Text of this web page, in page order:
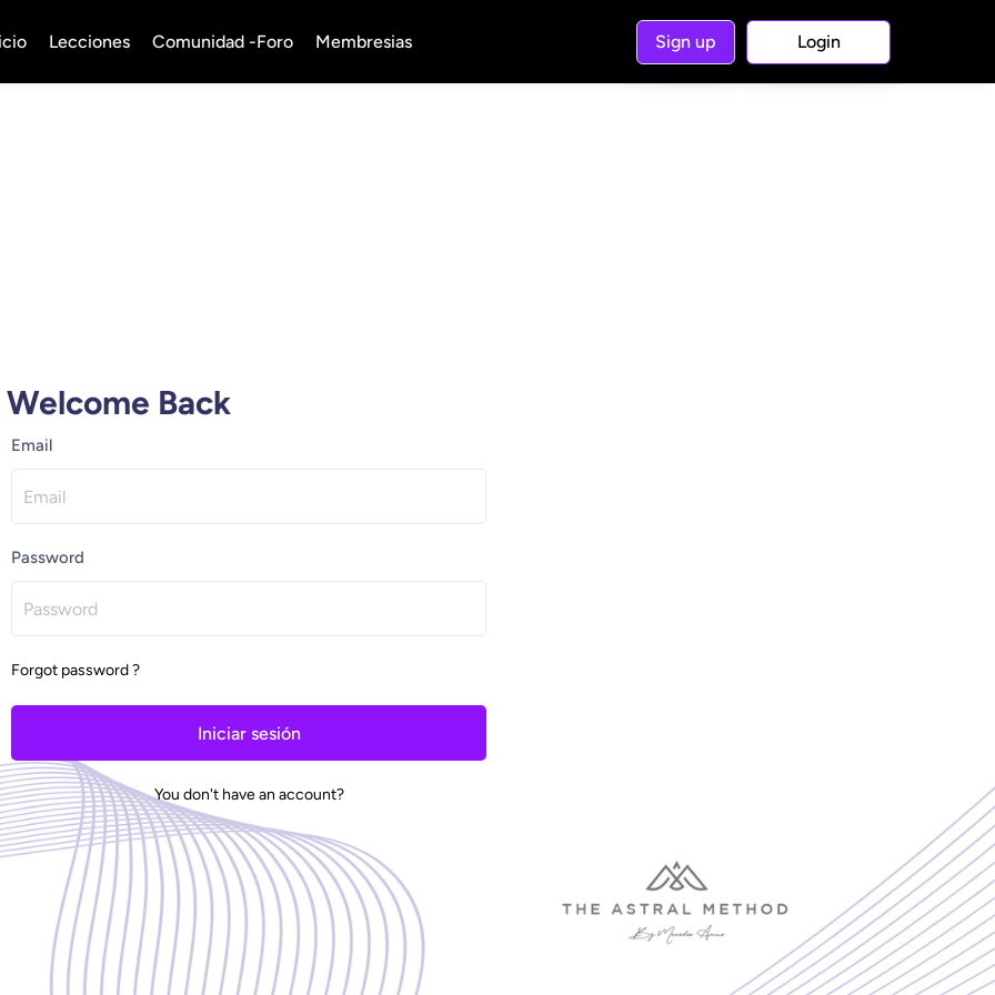
Lecciones Comunidad -Foro Membresias Sign up Login
Welcome Back
Email
Password
Forgot password ?
Iniciar sesión
You don't have an account?